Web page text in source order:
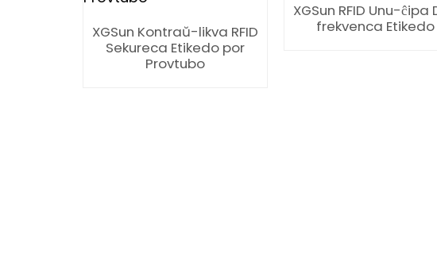
XGSun Kontraŭ-likva RFID
Sekureca Etikedo por
Provtubo
XGSun RFID Unu-ĉipa
frekvenca Etikedo